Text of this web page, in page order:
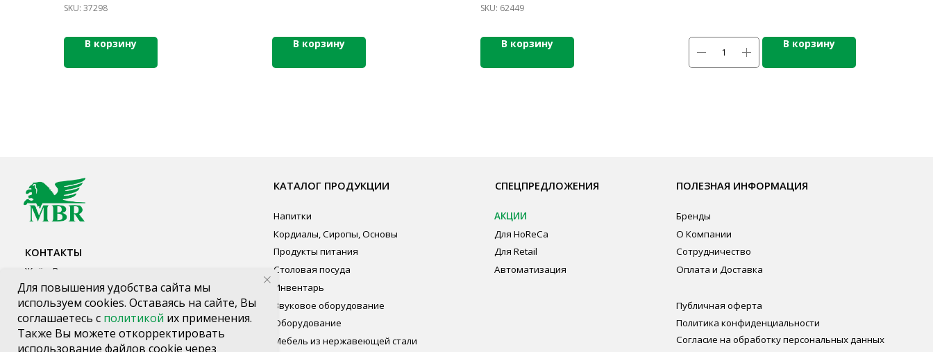
SKU: 37298
В корзину В корзину
SKU: 62449
В корзину В корзину
г. Калининград, ул. Дзержинского, д. 125
777-987
СПЕЦПРЕДЛОЖЕНИЯ ПОЛЕЗНАЯ ИНФОРМАЦИЯ
КАТАЛОГ ПРОДУКЦИИ
Политика конфиденциальности
Одноразовая посуда и упаковка
Оборудование
mbr@mbr.ltd
Для повышения удобства сайта мы
используем cookies. Оставаясь на сайте, Вы
соглашаетесь с политикой их применения.
Также Вы можете откорректировать
использование файлов cookie через